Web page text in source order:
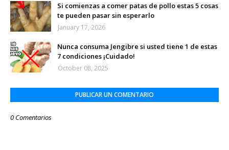
Si comienzas a comer patas de pollo estas 5 cosas
te pueden pasar sin esperarlo
January 17, 2026
Nunca consuma Jengibre si usted tiene 1 de estas
7 condiciones ¡Cuidado!
October 08, 2025
PUBLICAR UN COMENTARIO
0 Comentarios